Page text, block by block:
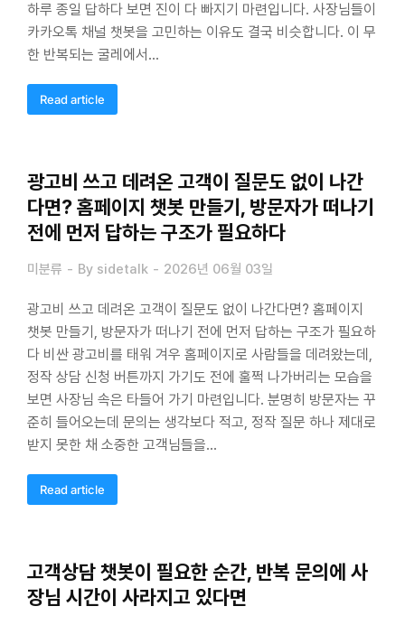
하루 종일 답하다 보면 진이 다 빠지기 마련입니다. 사장님들이
카카오톡 채널 챗봇을 고민하는 이유도 결국 비슷합니다. 이 무
한 반복되는 굴레에서…
Read article
광고비 쓰고 데려온 고객이 질문도 없이 나간
다면? 홈페이지 챗봇 만들기, 방문자가 떠나기
전에 먼저 답하는 구조가 필요하다
미분류 By sidetalk 2026년 06월 03일
광고비 쓰고 데려온 고객이 질문도 없이 나간다면? 홈페이지
챗봇 만들기, 방문자가 떠나기 전에 먼저 답하는 구조가 필요하
다 비싼 광고비를 태워 겨우 홈페이지로 사람들을 데려왔는데,
정작 상담 신청 버튼까지 가기도 전에 훌쩍 나가버리는 모습을
보면 사장님 속은 타들어 가기 마련입니다. 분명히 방문자는 꾸
준히 들어오는데 문의는 생각보다 적고, 정작 질문 하나 제대로
받지 못한 채 소중한 고객님들을…
Read article
고객상담 챗봇이 필요한 순간, 반복 문의에 사
장님 시간이 사라지고 있다면